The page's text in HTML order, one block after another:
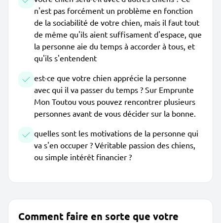
n'est pas forcément un problème en fonction
de la sociabilité de votre chien, mais il faut tout
de même qu'ils aient suffisament d'espace, que
la personne aie du temps à accorder à tous, et
qu'ils s'entendent
est-ce que votre chien apprécie la personne
avec qui il va passer du temps ? Sur Emprunte
Mon Toutou vous pouvez rencontrer plusieurs
personnes avant de vous décider sur la bonne.
quelles sont les motivations de la personne qui
va s'en occuper ? Véritable passion des chiens,
ou simple intérêt financier ?
Comment faire en sorte que votre